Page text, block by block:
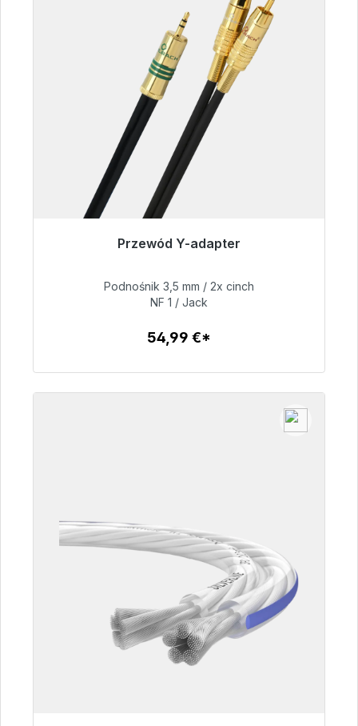
Przewód Y-adapter
Gotowy do natychmiastowej wysyłki, czas
54,99 €
Podnośnik 3,5 mm / 2x cinch
NF 1 / Jack
54,99 €*